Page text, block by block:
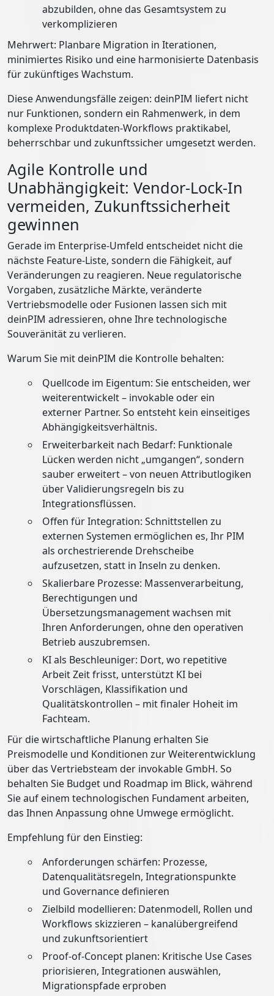
abzubilden, ohne das Gesamtsystem zu
verkomplizieren
Mehrwert: Planbare Migration in Iterationen,
minimiertes Risiko und eine harmonisierte Datenbasis
für zukünftiges Wachstum.
Diese Anwendungsfälle zeigen: deinPIM liefert nicht
nur Funktionen, sondern ein Rahmenwerk, in dem
komplexe Produktdaten-Workflows praktikabel,
beherrschbar und zukunftssicher umgesetzt werden.
Agile Kontrolle und
Unabhängigkeit: Vendor-Lock-In
vermeiden, Zukunftssicherheit
gewinnen
Gerade im Enterprise-Umfeld entscheidet nicht die
nächste Feature-Liste, sondern die Fähigkeit, auf
Veränderungen zu reagieren. Neue regulatorische
Vorgaben, zusätzliche Märkte, veränderte
Vertriebsmodelle oder Fusionen lassen sich mit
deinPIM adressieren, ohne Ihre technologische
Souveränität zu verlieren.
Warum Sie mit deinPIM die Kontrolle behalten:
Quellcode im Eigentum: Sie entscheiden, wer
weiterentwickelt – invokable oder ein
externer Partner. So entsteht kein einseitiges
Abhängigkeitsverhältnis.
Erweiterbarkeit nach Bedarf: Funktionale
Lücken werden nicht „umgangen“, sondern
sauber erweitert – von neuen Attributlogiken
über Validierungsregeln bis zu
Integrationsflüssen.
Offen für Integration: Schnittstellen zu
externen Systemen ermöglichen es, Ihr PIM
als orchestrierende Drehscheibe
aufzusetzen, statt in Inseln zu denken.
Skalierbare Prozesse: Massenverarbeitung,
Berechtigungen und
Übersetzungsmanagement wachsen mit
Ihren Anforderungen, ohne den operativen
Betrieb auszubremsen.
KI als Beschleuniger: Dort, wo repetitive
Arbeit Zeit frisst, unterstützt KI bei
Vorschlägen, Klassifikation und
Qualitätskontrollen – mit finaler Hoheit im
Fachteam.
Für die wirtschaftliche Planung erhalten Sie
Preismodelle und Konditionen zur Weiterentwicklung
über das Vertriebsteam der invokable GmbH. So
behalten Sie Budget und Roadmap im Blick, während
Sie auf einem technologischen Fundament arbeiten,
das Ihnen Anpassung ohne Umwege ermöglicht.
Empfehlung für den Einstieg:
Anforderungen schärfen: Prozesse,
Datenqualitätsregeln, Integrationspunkte
und Governance definieren
Zielbild modellieren: Datenmodell, Rollen und
Workflows skizzieren – kanalübergreifend
und zukunftsorientiert
Proof-of-Concept planen: Kritische Use Cases
priorisieren, Integrationen auswählen,
Migrationspfade erproben